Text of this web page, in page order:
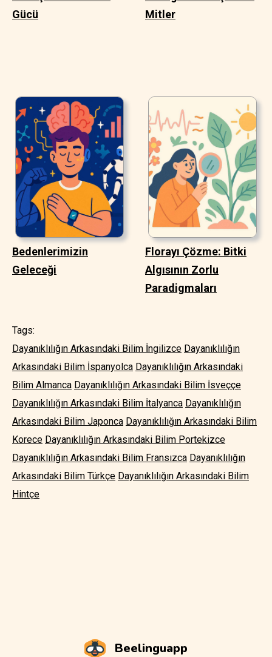
Gücü
Mitler
Bedenlerimizin
Geleceği
Florayı Çözme: Bitki
Algısının Zorlu
Paradigmaları
Tags:
Dayanıklılığın Arkasındaki Bilim İngilizce Dayanıklılığın
Arkasındaki Bilim İspanyolca Dayanıklılığın Arkasındaki
Bilim Almanca Dayanıklılığın Arkasındaki Bilim İsveççe
Dayanıklılığın Arkasındaki Bilim İtalyanca Dayanıklılığın
Arkasındaki Bilim Japonca Dayanıklılığın Arkasındaki Bilim
Korece Dayanıklılığın Arkasındaki Bilim Portekizce
Dayanıklılığın Arkasındaki Bilim Fransızca Dayanıklılığın
Arkasındaki Bilim Türkçe Dayanıklılığın Arkasındaki Bilim
Hintçe
Beelinguapp